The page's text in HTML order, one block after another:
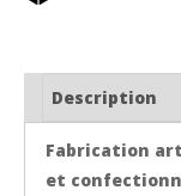
broderieDescription
Fabrication
et